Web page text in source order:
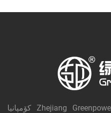
کۆمپانیا Zhejiang Greenpower Electric Co., Ltd کلیدگه‌ی